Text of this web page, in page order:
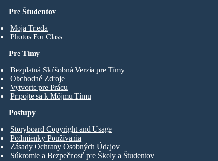
Pre Študentov
Moja Trieda
Photos For Class
Pre Tímy
Bezplatná Skúšobná Verzia pre Tímy
Obchodné Zdroje
Vytvorte pre Prácu
Pripojte sa k Môjmu Tímu
Postupy
Storyboard Copyright and Usage
Podmienky Používania
Zásady Ochrany Osobných Údajov
Súkromie a Bezpečnosť pre Školy a Študentov